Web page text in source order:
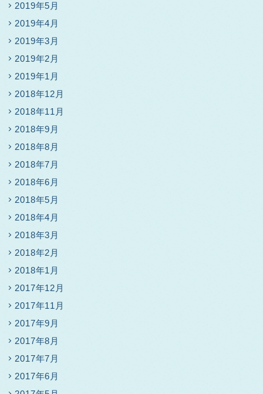
2019年5月
2019年4月
2019年3月
2019年2月
2019年1月
2018年12月
2018年11月
2018年9月
2018年8月
2018年7月
2018年6月
2018年5月
2018年4月
2018年3月
2018年2月
2018年1月
2017年12月
2017年11月
2017年9月
2017年8月
2017年7月
2017年6月